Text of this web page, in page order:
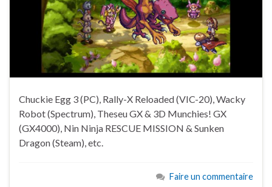
Chuckie Egg 3 (PC), Rally-X Reloaded (VIC-20), Wacky
Robot (Spectrum), Theseu GX & 3D Munchies! GX
(GX4000), Nin Ninja RESCUE MISSION & Sunken
Dragon (Steam), etc.
Faire un commentaire